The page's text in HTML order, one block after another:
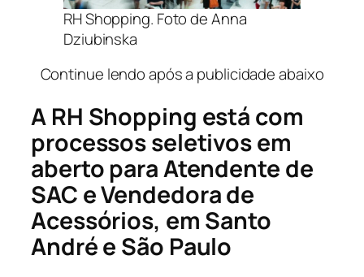
RH Shopping. Foto de Anna
Dziubinska
Continue lendo após a publicidade abaixo
A RH Shopping está com
processos seletivos em
aberto para Atendente de
SAC e Vendedora de
Acessórios, em Santo
André e São Paulo